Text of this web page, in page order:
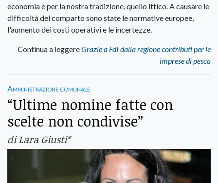
economia e per la nostra tradizione, quello ittico. A causare le
difficoltà del comparto sono state le normative europee,
l'aumento dei costi operativi e le incertezze.
Continua a leggereGrazie a FdI dalla regione contributi per le
imprese di pesca
Amministrazione comunale
“Ultime nomine fatte con
scelte non condivise”
di Lara Giusti*